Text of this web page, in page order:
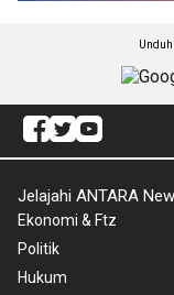
Jelajahi ANTARA
Ekonomi & Ftz
Politik
Hukum